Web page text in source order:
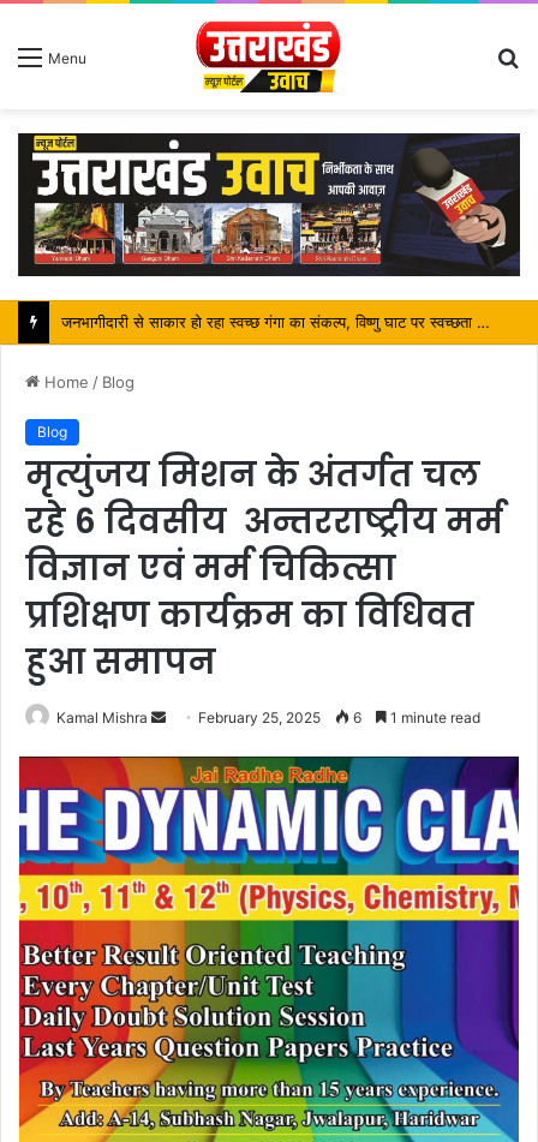
Menu
जनभागीदारी से साकार हो रहा स्वच्छ गंगा का संकल्प, विष्णु घाट पर स्वच्छता अभियान बना कांवड़ यात्रियों के लिए प्रेरणा
Home / Blog
Blog
मृत्युंजय मिशन के अंतर्गत चल
रहे 6 दिवसीय अन्तरराष्ट्रीय मर्म
विज्ञान एवं मर्म चिकित्सा
प्रशिक्षण कार्यक्रम का विधिवत
हुआ समापन
Kamal Mishra
Send
email
February 25, 2025 6 1 minute read